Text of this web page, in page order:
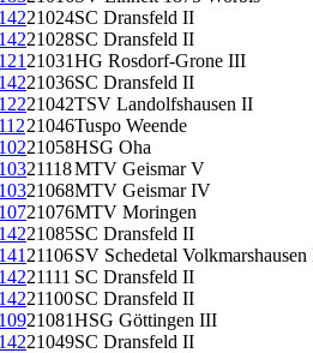
21024SC Dransfeld II
21028SC Dransfeld II
21031HG Rosdorf-Grone III
21036SC Dransfeld II
21042TSV Landolfshausen II
21046Tuspo Weende
21058HSG Oha
21118MTV Geismar V
21068MTV Geismar IV
21076MTV Moringen
21085SC Dransfeld II
21106SV Schedetal Volkmarshausen
21111 SC Dransfeld II
21100SC Dransfeld II
21081HSG Göttingen III
21049SC Dransfeld II